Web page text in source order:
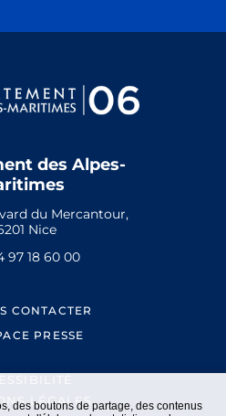
des boutons de partage, des contenus
des Alpes-
du Mercantour,
Nice
97 18 60 00
CONTACTER
PRESSE
LÉGALES